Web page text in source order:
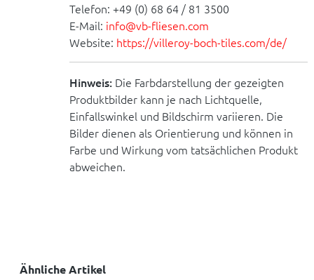
Telefon: +49 (0) 68 64 / 81 3500
E-Mail: info@vb-fliesen.com
Website: https://villeroy-boch-tiles.com/de/
Hinweis: Die Farbdarstellung der gezeigten
Produktbilder kann je nach Lichtquelle,
Einfallswinkel und Bildschirm variieren. Die
Bilder dienen als Orientierung und können in
Farbe und Wirkung vom tatsächlichen Produkt
abweichen.
Ähnliche Artikel